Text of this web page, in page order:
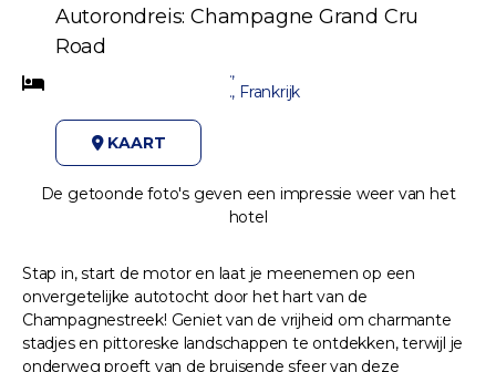
Autorondreis: Champagne Grand Cru
Road
.,
., Frankrijk
KAART
De getoonde foto's geven een impressie weer van het
hotel
Stap in, start de motor en laat je meenemen op een
onvergetelijke autotocht door het hart van de
Champagnestreek! Geniet van de vrijheid om charmante
stadjes en pittoreske landschappen te ontdekken, terwijl je
onderweg proeft van de bruisende sfeer van deze